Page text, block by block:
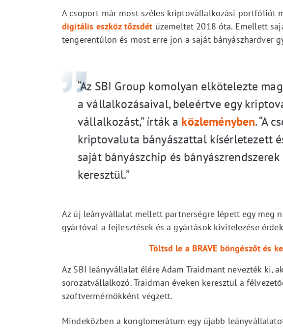
A csoport már most széles kriptovállalkozási portfóliót
digitális eszköz tőzsdét üzemeltet 2018 óta. Emellett
tengerentúlon és most erre jön a saját bányászhardver
“Az SBI Group komolyan elkötelezte
a vállalkozásaival, beleértve egy
vállalkozást,” írták a közleményben. “A
kriptovaluta bányászattal kísérletezett
saját bányászchip és
keresztül.”
Az új leányvállalat mellett partnerségre lépett egy meg
gyártóval a fejlesztések és a gyártások kivitelezése
Töltsd le a BRAVE böngészőt és
Az SBI leányvállalat élére Adam Traidmant nevezték ki,
sorozatvállalkozó. Traidman éveken keresztül a
szoftvermérnökként végzett.
Mindeközben a konglomerátum egy újabb